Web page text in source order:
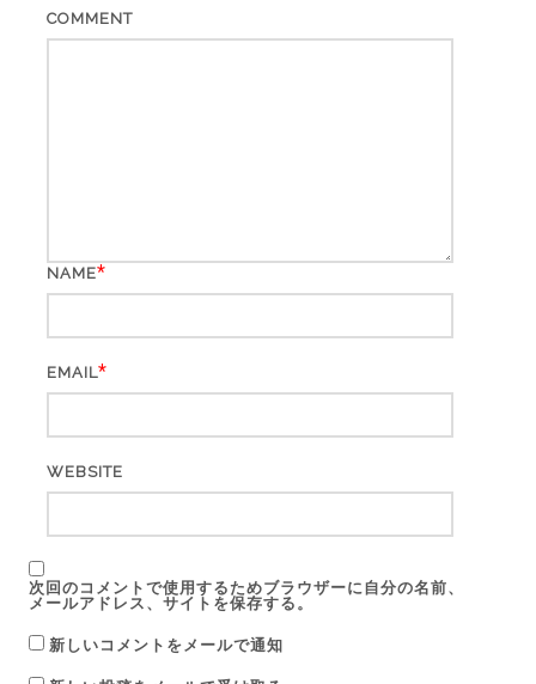
COMMENT
NAME*
EMAIL*
WEBSITE
次回のコメントで使用するためブラウザーに自分の名前、
メールアドレス、サイトを保存する。
新しいコメントをメールで通知